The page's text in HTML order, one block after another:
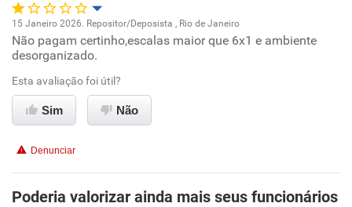
Conciliação com a vida familiar
Não recomenda esta empresa
Oportunidade de promoção
Ambiente de trabalho
Conciliação com a vida familiar
Não recomenda esta empresa
15 Janeiro 2026. Repositor/Deposista , Rio de Janeiro
Não pagam certinho,escalas maior que 6x1 e ambiente
desorganizado.
Esta avaliação foi útil?
Sim Não
Denunciar
Poderia valorizar ainda mais seus funcionários